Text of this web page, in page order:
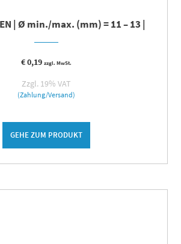
| Ø min./max. (mm) = 11 – 13 |
€0,19 zzgl. MwSt.
Zzgl. 19% VAT
(Zahlung/Versand)
GEHE ZUM PRODUKT